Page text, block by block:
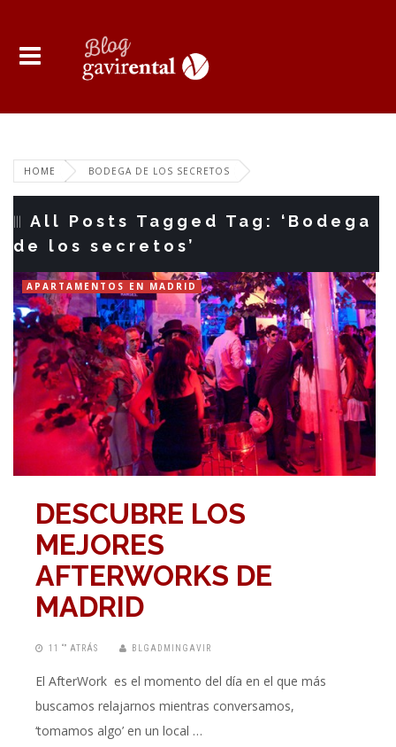
HOME BODEGA DE LOS SECRETOS
All Posts Tagged Tag: ‘Bodega
de los secretos’
APARTAMENTOS EN MADRID
DESCUBRE LOS
MEJORES
AFTERWORKS DE
MADRID
11 “” ATRÁS BLGADMINGAVIR
El AfterWork es el momento del día en el que más
buscamos relajarnos mientras conversamos,
‘tomamos algo’ en un local …